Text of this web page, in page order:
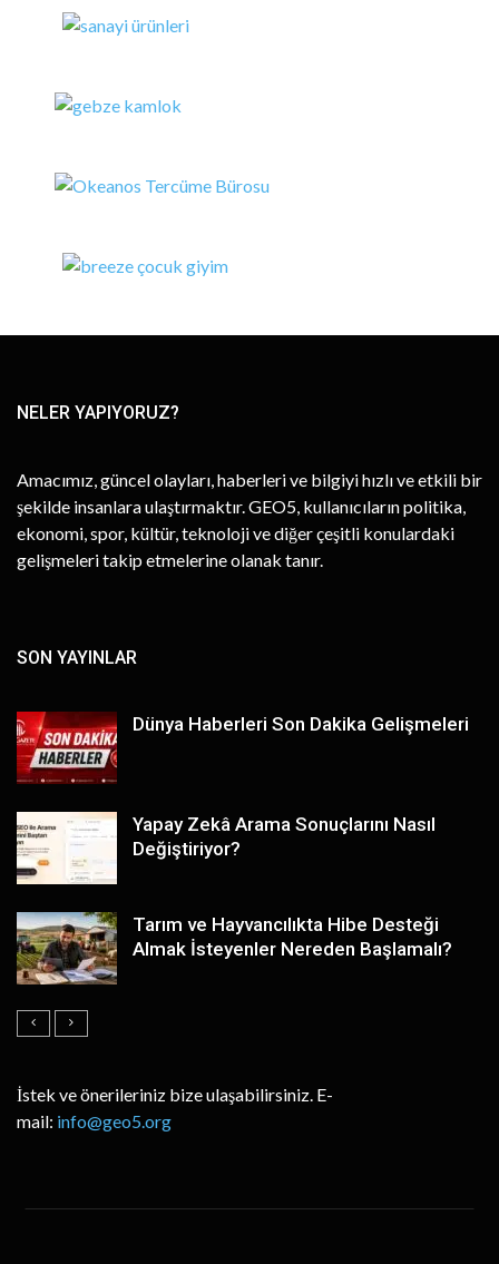
NELER YAPIYORUZ?
Amacımız, güncel olayları, haberleri ve bilgiyi hızlı ve etkili bir
şekilde insanlara ulaştırmaktır. GEO5, kullanıcıların politika,
ekonomi, spor, kültür, teknoloji ve diğer çeşitli konulardaki
gelişmeleri takip etmelerine olanak tanır.
SON YAYINLAR
Dünya Haberleri Son Dakika Gelişmeleri
Yapay Zekâ Arama Sonuçlarını Nasıl
Değiştiriyor?
Tarım ve Hayvancılıkta Hibe Desteği
Almak İsteyenler Nereden Başlamalı?
İstek ve önerileriniz bize ulaşabilirsiniz. E-
mail: info@geo5.org